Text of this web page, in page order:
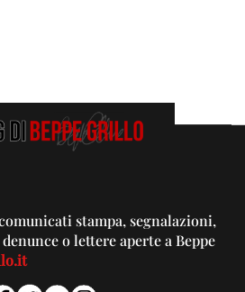
stampa, segnalazioni,
o lettere aperte a Beppe